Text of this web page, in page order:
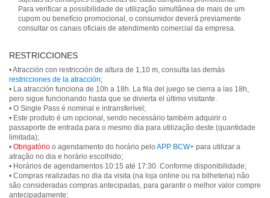
Para verificar a possibilidade de utilização simultânea de mais de um
cupom ou benefício promocional, o consumidor deverá previamente
consultar os canais oficiais de atendimento comercial da empresa.
RESTRICCIONES
• Atracción con restricción de altura de 1,10 m, consulta las demás
restricciones de la atracción;
• La atracción funciona de 10h a 18h. La fila del juego se cierra a las 18h,
pero sigue funcionando hasta que se divierta el último visitante.
• O Single Pass é nominal e intransferível;
• Este produto é um opcional, sendo necessário também adquirir o
passaporte de entrada para o mesmo dia para utilização deste (quantidade
limitada);
• Obrigatório o agendamento do horário pelo APP BCW+ para utilizar a
atração no dia e horário escolhido;
• Horários de agendamentos 10:15 até 17:30. Conforme disponibilidade;
• Compras realizadas no dia da visita (na loja online ou na bilheteria) não
são consideradas compras antecipadas, para garantir o melhor valor compre
antecipadamente;